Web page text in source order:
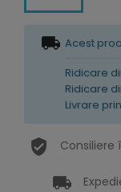
Acest
Ridicare
Ridicare
Livrare
Consiliere